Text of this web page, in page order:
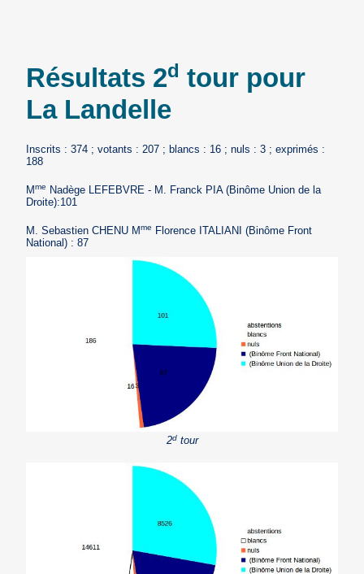
Résultats 2d tour pour
La Landelle
Inscrits : 374 ; votants : 207 ; blancs : 16 ; nuls : 3 ; exprimés :
188
Mme Nadège LEFEBVRE - M. Franck PIA (Binôme Union de la
Droite):101
M. Sebastien CHENU Mme Florence ITALIANI (Binôme Front
National) : 87
2dtour